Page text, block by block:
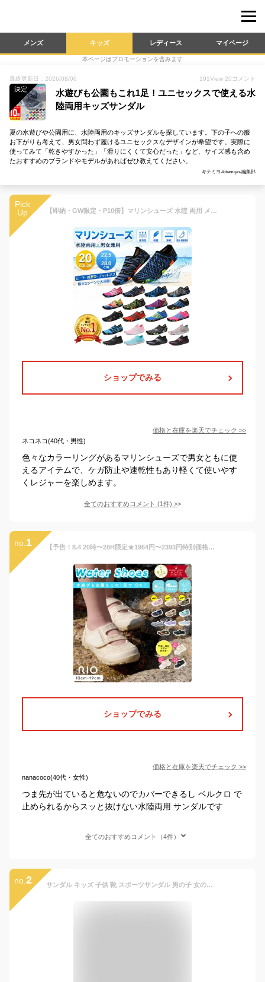
メンズ キッズ レディース マイページ
本ページはプロモーションを含みます
最終更新日：2026/08/06 191View 20 コメント
決定
水遊びも公園もこれ1足！ユニセックスで使える水
陸両用キッズサンダル
夏の水遊びや公園用に、水陸両用のキッズサンダルを探しています。下の子への服
お下がりも考えて、男女問わず履けるユニセックスなデザインが希望です。実際に
使ってみて「乾きやすかった」「滑りにくくて安心だった」など、サイズ感も含め
たおすすめのブランドやモデルがあればぜひ教えてください。
キテミヨ-kitemiyo-編集部
Pick
Up
【即納・GW限定・P10倍】マリンシューズ 水陸 両用 メンズ レディース 岩場 大人 アクアシューズ ウォーターシューズ キッズ レディース メンズ フィットネスシューズ シュノーケリング ダイビング スポーツ ケガ防止 速乾 男女兼用 靴 保護 軽量 排水機能 22~28cm
ショップでみる
価格と在庫を楽天でチェック >>
ネコネコ(40代・男性)
色々なカラーリングがあるマリンシューズで男女ともに使
えるアイテムで、ケガ防止や速乾性もあり軽くて使いやす
くレジャーを楽しめます。
全てのおすすめコメント (1件) >
no. 1 【予告！8.4 20時〜28H限定★1964円〜2393円特別価格】【選べる2タイプ】ウォーターシューズ キッズ サンダル 甲高 幅広 マリン ビーチサンダル 水陸両用 海 川 つま先ガード メッシュ アウトドア 泥遊び 水遊び レジャー 夏休み リオ公園 ベビー リオ RIO
ショップでみる
価格と在庫を楽天でチェック >>
nanacoco(40代・女性)
つま先が出ていると危ないのでカバーできるし ベルクロ で
止められるからスッと抜けない水陸両用 サンダルです
全てのおすすめコメント（4件）
no. 2 サンダル キッズ 子供 靴 スポーツサンダル 男の子 女の子 つま先保護 滑りにくい 夏 海 プール 川 ビーチ レジャー アウトドア 黒 ブラック ベージュ 紫 ラベンダー マルチ タウンカントリー TOWN&COUNTRY R43800-47